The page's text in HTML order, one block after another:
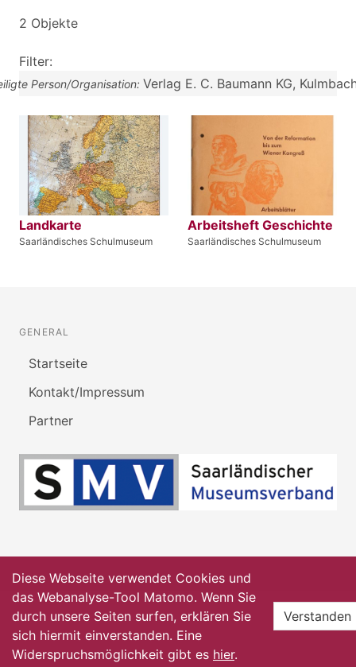
2 Objekte
Filter:
Person/Organisation: Verlag E. C. Baumann KG,
Landkarte
Saarländisches Schulmuseum
Arbeitsheft Geschichte
Saarländisches Schulmuseum
GENERAL
Startseite
Kontakt/Impressum
Partner
Diese Webseite verwendet Cookies und
das Webanalyse-Tool Matomo. Wenn Sie
durch unsere Seiten surfen, erklären Sie
sich hiermit einverstanden. Eine
Widerspruchsmöglichkeit gibt es hier.
Verstanden